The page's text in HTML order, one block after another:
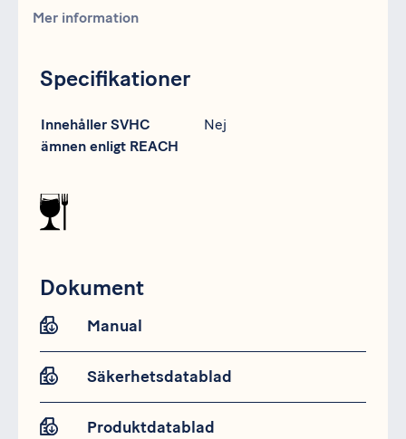
Mer information
Specifikationer
SpecifikationData
Innehåller SVHC
ämnen enligt REACH
Nej
Dokument
Manual
Säkerhetsdatablad
Produktdatablad